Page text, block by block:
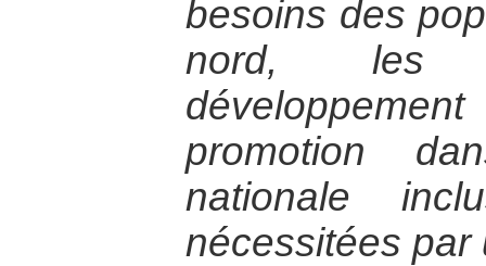
besoins des
nord, les
promotion
nationale
nécessitées par